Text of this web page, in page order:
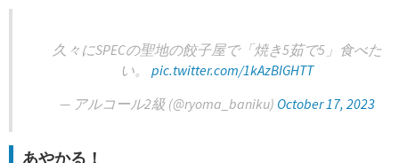
久々にSPECの聖地の餃子屋で「焼き5茹で5」食べた
い。 pic.twitter.com/1kAzBIGHTT
— アルコール2級 (@ryoma_baniku) October 17, 2023
あやかる！